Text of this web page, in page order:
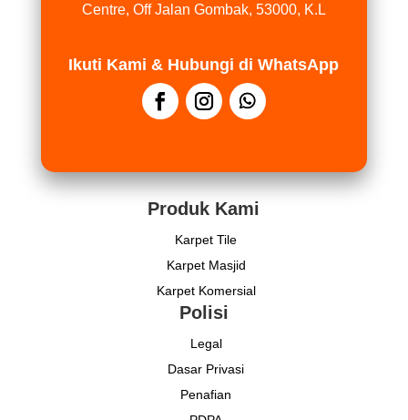
Centre, Off Jalan Gombak, 53000, K.L
Ikuti Kami & Hubungi di WhatsApp
Produk Kami
Karpet Tile
Karpet Masjid
Karpet Komersial
Polisi
Legal
Dasar Privasi
Penafian